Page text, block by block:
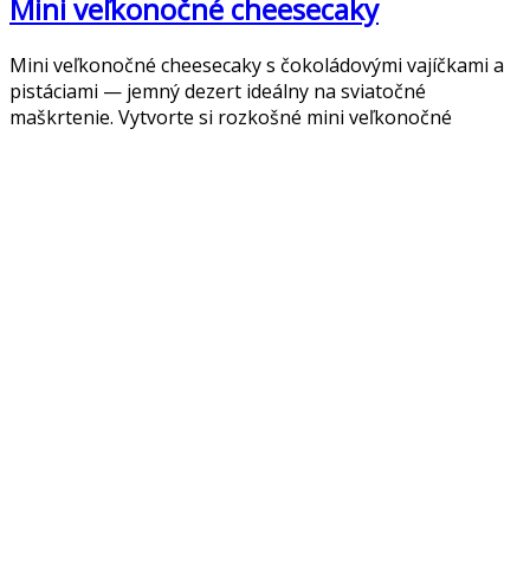
Mini veľkonočné cheesecaky
Mini veľkonočné cheesecaky s čokoládovými vajíčkami a
pistáciami — jemný dezert ideálny na sviatočné
maškrtenie. Vytvorte si rozkošné mini veľkonočné